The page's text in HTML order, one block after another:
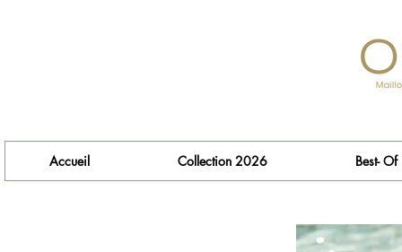
Accueil Collection 2026 Best- Of